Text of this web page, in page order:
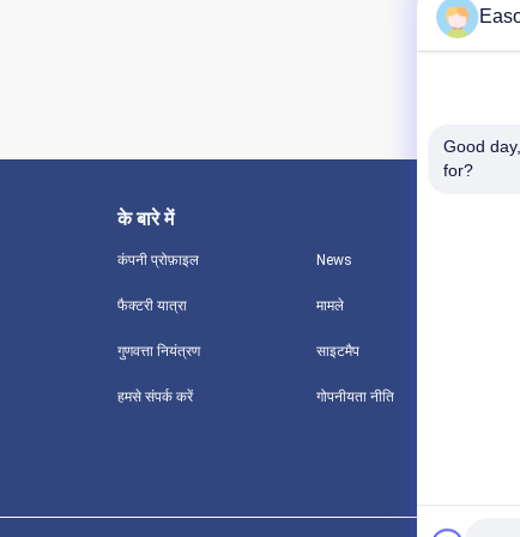
के बारे में
कंपनी प्रोफ़ाइल
फैक्टरी यात्रा
गुणवत्ता नियंत्रण
हमसे संपर्क करें
News
मामले
साइटमैप
गोपनीयता नीति
Good
for?